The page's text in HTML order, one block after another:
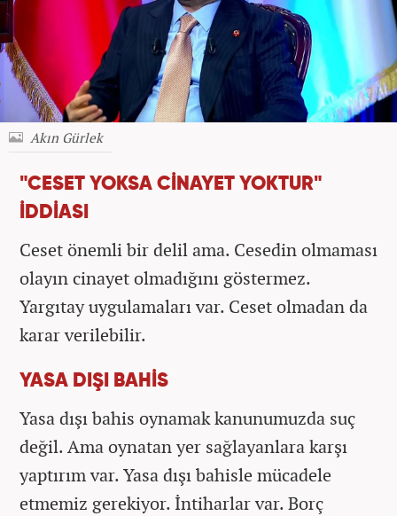
Akın Gürlek
"CESET YOKSA CİNAYET YOKTUR"
İDDİASI
Ceset önemli bir delil ama. Cesedin olmaması
olayın cinayet olmadığını göstermez.
Yargıtay uygulamaları var. Ceset olmadan da
karar verilebilir.
YASA DIŞI BAHİS
Yasa dışı bahis oynamak kanunumuzda suç
değil. Ama oynatan yer sağlayanlara karşı
yaptırım var. Yasa dışı bahisle mücadele
etmemiz gerekiyor. İntiharlar var. Borç